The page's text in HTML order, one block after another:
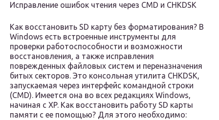
Исправление ошибок чтения через CMD и CHKDSK
Как восстановить SD карту без форматирования? В
Windows есть встроенные инструменты для
проверки работоспособности и возможности
восстановления, а также исправления
поврежденных файловых систем и переназначения
битых секторов. Это консольная утилита CHKDSK,
запускаемая через интерфейс командной строки
(CMD). Имеется она во всех редакциях Windows,
начиная с XP. Как восстановить работу SD карты
памяти с ее помощью? Для этого необходимо: